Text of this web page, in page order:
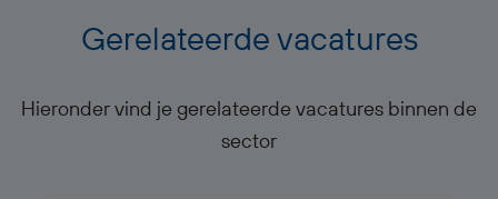
Gerelateerde vacatures
Hieronder vind je gerelateerde vacatures binnen de
sector